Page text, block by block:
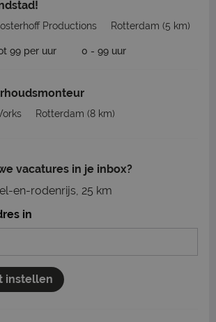
Productions Rotterdam (5 km)
99 per uur 0 - 99 uur
Rotterdam (8 km)
vacatures in je inbox?
en-rodenrijs, 25 km
in
instellen